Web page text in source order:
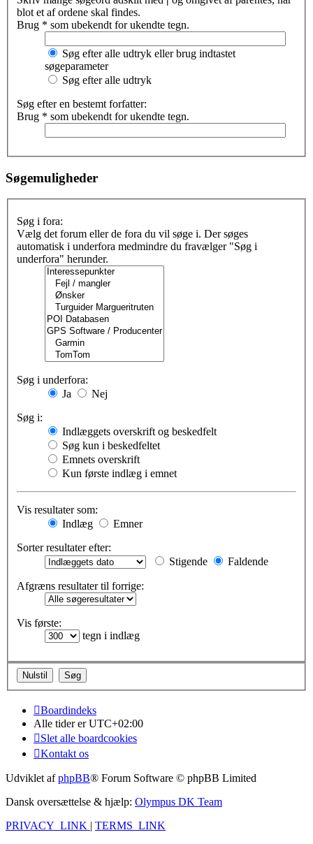
blot et af ordene skal findes.
Brug * som ubekendt for ukendte tegn.
Søg efter alle udtryk eller brug indtastet
søgeparameter
Søg efter alle udtryk
Søg efter en bestemt forfatter:
Brug * som ubekendt for ukendte tegn.
Søgemuligheder
Søg i fora:
Vælg det forum eller de fora du vil søge i. Der søges
automatisk i underfora medmindre du fravælger "Søg i
underfora" herunder.
Søg i underfora:
Ja
Nej
Søg i:
Indlæggets overskrift og beskedfelt
Søg kun i beskedfeltet
Emnets overskrift
Kun første indlæg i emnet
Vis resultater som:
Indlæg
Emner
Sorter resultater efter:
Stigende
Faldende
Afgræns resultater til forrige:
Vis første:
tegn i indlæg
Boardindeks
Alle tider erUTC+02:00
Slet alle boardcookies
Kontakt os
Udviklet afphpBB® Forum Software © phpBB Limited
Dansk oversættelse & hjælp: Olympus DK Team
PRIVACY_LINK | TERMS_LINK